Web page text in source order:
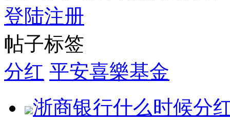
登陆注册
帖子标签
分红 平安喜樂基金
浙商银行什么时候分